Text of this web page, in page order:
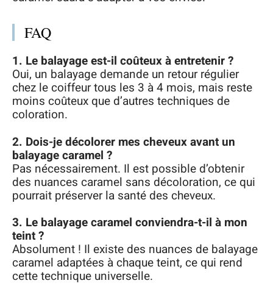
FAQ
1. Le balayage est-il coûteux à entretenir ?
Oui, un balayage demande un retour régulier
chez le coiffeur tous les 3 à 4 mois, mais reste
moins coûteux que d’autres techniques de
coloration.
2. Dois-je décolorer mes cheveux avant un
balayage caramel ?
Pas nécessairement. Il est possible d’obtenir
des nuances caramel sans décoloration, ce qui
pourrait préserver la santé des cheveux.
3. Le balayage caramel conviendra-t-il à mon
teint ?
Absolument ! Il existe des nuances de balayage
caramel adaptées à chaque teint, ce qui rend
cette technique universelle.